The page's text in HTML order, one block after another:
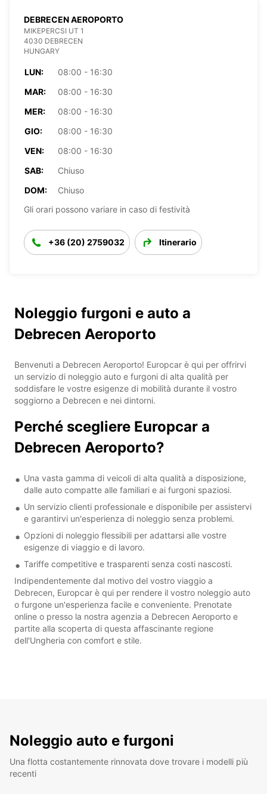
DEBRECEN AEROPORTO
MIKEPERCSI UT 1
4030 DEBRECEN
HUNGARY
LUN:
08:00 - 16:30
MAR:
08:00 - 16:30
MER:
08:00 - 16:30
GIO:
08:00 - 16:30
VEN:
08:00 - 16:30
SAB:
Chiuso
DOM:
Chiuso
Gli orari possono variare in caso di festività
+36 (20) 2759032 Itinerario
Noleggio furgoni e auto a
Debrecen Aeroporto
Benvenuti a Debrecen Aeroporto! Europcar è qui per offrirvi
un servizio di noleggio auto e furgoni di alta qualità per
soddisfare le vostre esigenze di mobilità durante il vostro
soggiorno a Debrecen e nei dintorni.
Perché scegliere Europcar a
Debrecen Aeroporto?
Una vasta gamma di veicoli di alta qualità a disposizione,
dalle auto compatte alle familiari e ai furgoni spaziosi.
Un servizio clienti professionale e disponibile per assistervi
e garantirvi un'esperienza di noleggio senza problemi.
Opzioni di noleggio flessibili per adattarsi alle vostre
esigenze di viaggio e di lavoro.
Tariffe competitive e trasparenti senza costi nascosti.
Indipendentemente dal motivo del vostro viaggio a
Debrecen, Europcar è qui per rendere il vostro noleggio auto
o furgone un'esperienza facile e conveniente. Prenotate
online o presso la nostra agenzia a Debrecen Aeroporto e
partite alla scoperta di questa affascinante regione
dell'Ungheria con comfort e stile.
Noleggio auto e furgoni
Una flotta costantemente rinnovata dove trovare i modelli più
recenti